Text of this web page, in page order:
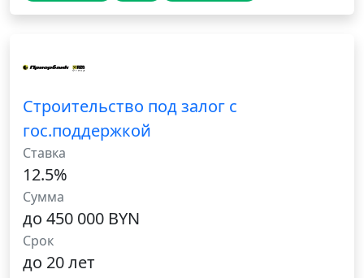
Строительство под залог с
гос.поддержкой
Ставка
12.5%
Сумма
до 450 000 BYN
Срок
до 20 лет